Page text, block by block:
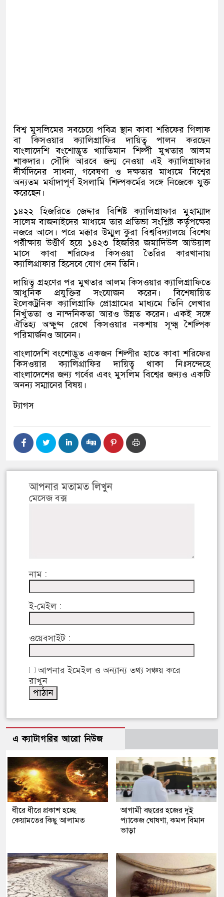
বিশ্ব মুসলিমের সবচেয়ে পবিত্র স্থান কাবা শরিফের গিলাফ
বা কিসওয়ার ক্যালিগ্রাফির দায়িত্ব পালন করছেন
বাংলাদেশি বংশোদ্ভূত খ্যাতিমান শিল্পী মুখতার আলম
শাকদার। সৌদি আরবে জন্ম নেওয়া এই ক্যালিগ্রাফার
দীর্ঘদিনের সাধনা, গবেষণা ও দক্ষতার মাধ্যমে বিশ্বের
অন্যতম মর্যাদাপূর্ণ ইসলামি শিল্পকর্মের সঙ্গে নিজেকে যুক্ত
করেছেন।
১৪২২ হিজরিতে জেদ্দার বিশিষ্ট ক্যালিগ্রাফার মুহাম্মাদ
সালেম বাজনাইদের মাধ্যমে তার প্রতিভা সংশ্লিষ্ট কর্তৃপক্ষের
নজরে আসে। পরে মক্কার উম্মুল কুরা বিশ্ববিদ্যালয়ে বিশেষ
পরীক্ষায় উত্তীর্ণ হয়ে ১৪২৩ হিজরির জমাদিউল আউয়াল
মাসে কাবা শরিফের কিসওয়া তৈরির কারখানায়
ক্যালিগ্রাফার হিসেবে যোগ দেন তিনি।
দায়িত্ব গ্রহণের পর মুখতার আলম কিসওয়ার ক্যালিগ্রাফিতে
আধুনিক প্রযুক্তির সংযোজন করেন। বিশেষায়িত
ইলেকট্রনিক ক্যালিগ্রাফি প্রোগ্রামের মাধ্যমে তিনি লেখার
নিখুঁততা ও নান্দনিকতা আরও উন্নত করেন। একই সঙ্গে
ঐতিহ্য অক্ষুণ্ন রেখে কিসওয়ার নকশায় সূক্ষ্ম শৈল্পিক
পরিমার্জনও আনেন।
বাংলাদেশি বংশোদ্ভূত একজন শিল্পীর হাতে কাবা শরিফের
কিসওয়ার ক্যালিগ্রাফির দায়িত্ব থাকা নিঃসন্দেহে
বাংলাদেশের জন্য গর্বের এবং মুসলিম বিশ্বের জন্যও একটি
অনন্য সম্মানের বিষয়।
ট্যাগস
আপনার মতামত লিখুন
মেসেজ বক্স
নাম :
ই-মেইল :
ওয়েবসাইট :
আপনার ইমেইল ও অন্যান্য তথ্য সঞ্চয় করে
রাখুন
এ ক্যাটাগরির আরো নিউজ
ধীরে ধীরে প্রকাশ হচ্ছে
কেয়ামতের কিছু আলামত
আগামী বছরের হজের দুই
প্যাকেজ ঘোষণা, কমল বিমান
ভাড়া